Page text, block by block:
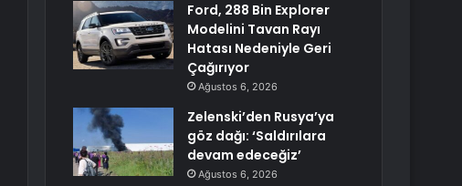
Ford, 288 Bin Explorer
Modelini Tavan Rayı
Hatası Nedeniyle Geri
Çağırıyor
Ağustos 6, 2026
Zelenski’den Rusya’ya
göz dağı: ‘Saldırılara
devam edeceğiz’
Ağustos 6, 2026